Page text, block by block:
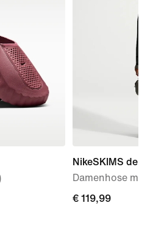
NikeSKIMS
Damenhose mit
€ 119,99
€ 119,99